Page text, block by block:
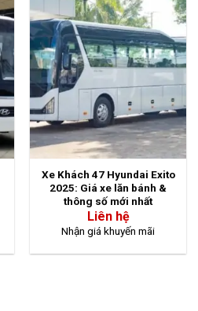
Xe Khách 47 Hyundai Exito
2025: Giá xe lăn bánh &
thông số mới nhất
Liên hệ
Nhận giá khuyến mãi